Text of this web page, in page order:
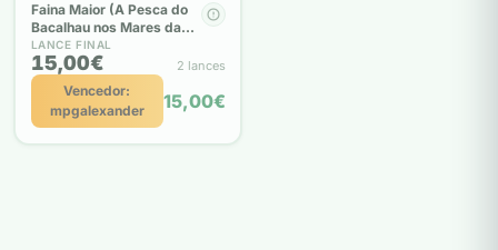
Faina Maior (A Pesca do
Bacalhau nos Mares da
Terra Nova)
LANCE FINAL
15,00€ 2 lances
Vencedor:
mpgalexander
15,00€